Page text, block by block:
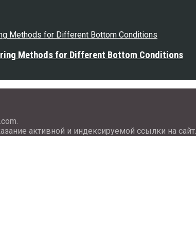
Methods for Different Bottom Conditions
активной и индексируемой ссылки на сайт.